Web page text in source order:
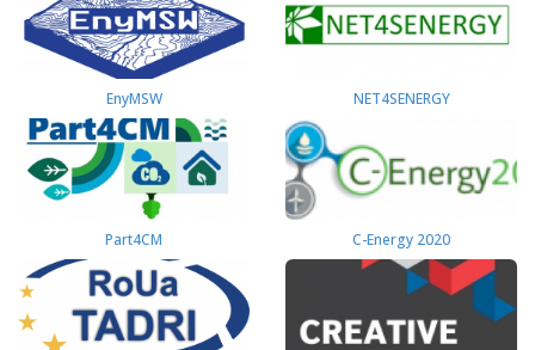
EnyMSW NET4SENERGY
Part4СМ C-Energy 2020